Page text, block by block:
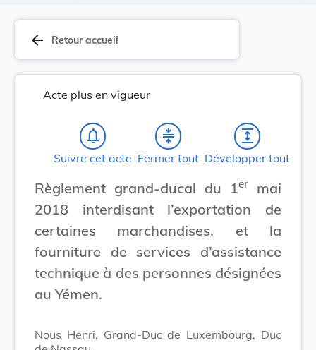
arrow_back Retour accueil
Acte plus en vigueur
notifications_none
Suivre cet acte
compress
Fermer tout
expand
Développer tout
Règlement grand-ducal du 1er
mai
2018 interdisant l’exportation de
certaines marchandises, et la
fourniture de services d’assistance
technique à des personnes désignées
au Yémen.
Nous Henri, Grand-Duc de Luxembourg, Duc